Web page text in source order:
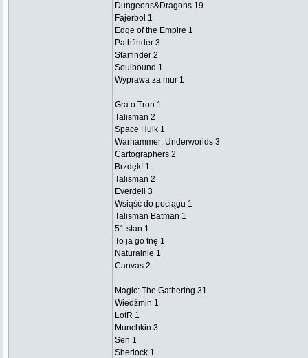
Dungeons&Dragons 19
Fajerbol 1
Edge of the Empire 1
Pathfinder 3
Starfinder 2
Soulbound 1
Wyprawa za mur 1
Gra o Tron 1
Talisman 2
Space Hulk 1
Warhammer: Underworlds 3
Cartographers 2
Brzdęk! 1
Talisman 2
Everdell 3
Wsiąść do pociągu 1
Talisman Batman 1
51 stan 1
To ja go tnę 1
Naturalnie 1
Canvas 2
Magic: The Gathering 31
Wiedźmin 1
LotR 1
Munchkin 3
Sen 1
Sherlock 1